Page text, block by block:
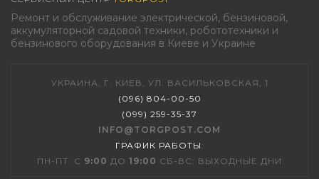
Ремонт и обслуживание электрической, бензиновой,
аккумуляторной садовой техники, робототехники и
бензинового оборудования в Киеве и Украине
УКРАИНА, Г. КИЕВ, УЛ. ВАСИЛЬКОВСКАЯ, 1
(096) 804-00-50
(099) 259-35-37
INFO@TORGPOST.COM
ГРАФИК РАБОТЫ :
ПН-ПТ: С 9:00 ДО 19:00 СБ-ВС: ВЫХОДНЫЕ ДНИ